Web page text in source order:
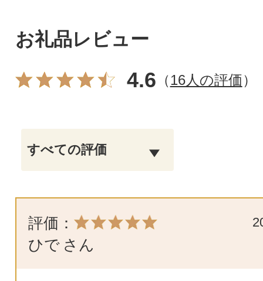
お礼品レビュー
4.6 （16人の評価）
評価：
ひで さん